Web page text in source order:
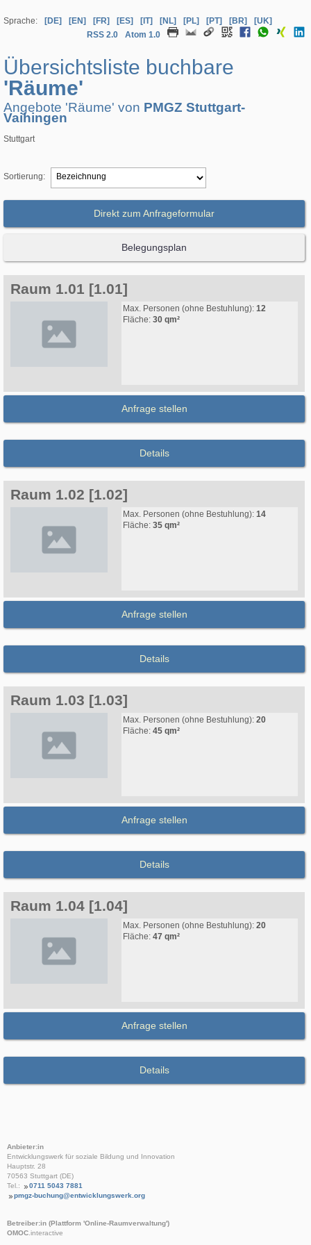
Sprache: [DE] [EN] [FR] [ES] [IT] [NL] [PL] [PT] [BR]
[UK]
RSS 2.0
Atom 1.0
Übersichtsliste buchbare
'Räume'
Angebote 'Räume' von PMGZ Stuttgart-
Vaihingen
Stuttgart
Sortierung:
Direkt zum Anfrageformular
Belegungsplan
Raum 1.01 [1.01]
Max. Personen (ohne Bestuhlung): 12
Fläche: 30 qm²
Anfrage stellen
Details
Raum 1.02 [1.02]
Max. Personen (ohne Bestuhlung): 14
Fläche: 35 qm²
Anfrage stellen
Details
Raum 1.03 [1.03]
Max. Personen (ohne Bestuhlung): 20
Fläche: 45 qm²
Anfrage stellen
Details
Raum 1.04 [1.04]
Max. Personen (ohne Bestuhlung): 20
Fläche: 47 qm²
Anfrage stellen
Details
Anbieter:in
Entwicklungswerk für soziale Bildung und Innovation
Hauptstr. 28
70563 Stuttgart (DE)
Tel.:
0711 5043 7881
pmgz-buchung@entwicklungswerk.org
Betreiber:in (Plattform 'Online-Raumverwaltung')
OMOC.interactive